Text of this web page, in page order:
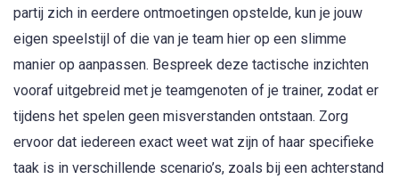
partij zich in eerdere ontmoetingen opstelde, kun je jouw
eigen speelstijl of die van je team hier op een slimme
manier op aanpassen. Bespreek deze tactische inzichten
vooraf uitgebreid met je teamgenoten of je trainer, zodat er
tijdens het spelen geen misverstanden ontstaan. Zorg
ervoor dat iedereen exact weet wat zijn of haar specifieke
taak is in verschillende scenario’s, zoals bij een achterstand